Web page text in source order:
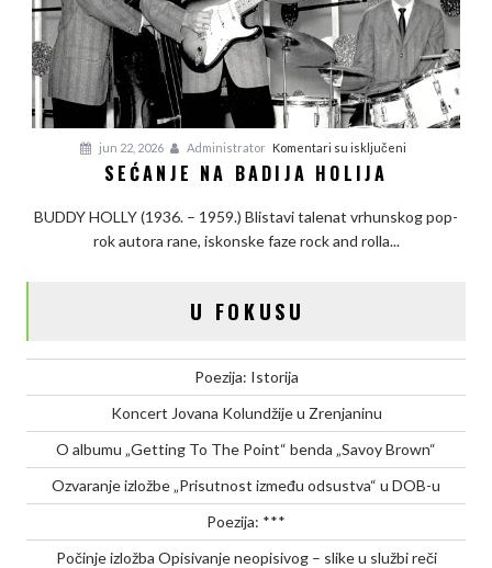
jun 22, 2026 Administrator Komentari su isključenina
Badija
SEĆANJE NA BADIJA HOLIJA
BUDDY HOLLY (1936. – 1959.) Blistavi talenat vrhunskog pop-
rok autora rane, iskonske faze rock and rolla...
U FOKUSU
Poezija: Istorija
Koncert Jovana Kolundžije u Zrenjaninu
O albumu „Getting To The Point“ benda „Savoy Brown“
Ozvaranje izložbe „Prisutnost između odsustva“ u DOB-u
Poezija: ***
Počinje izložba Opisivanje neopisivog – slike u službi reči